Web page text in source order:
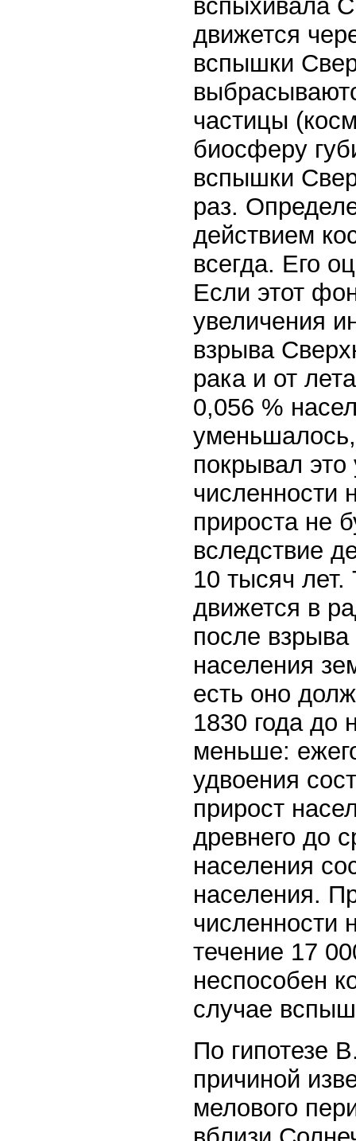
вспыхивала
движется
вспышки
частицы
биосферу
вспышки
раз.
действием
всегда. Его
Если этот
увеличения
взрыва
рака и от
0,056 %
покрывал
численности
прироста не
вследствие
10 тысяч
движется в
после
населения
есть оно
1830 года до
меньше:
удвоения
прирост
древнего до
населения
населения.
численности
течение 17
неспособен
случае
По гипотезе
причиной
мелового